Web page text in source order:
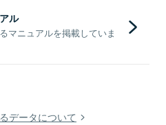
ル
マニュアルを掲載していま
データについて